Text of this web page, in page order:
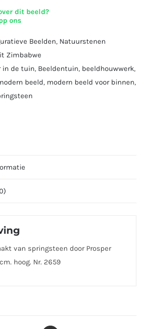
dit beeld?
ons
Beelden, Natuurstenen
Zimbabwe
in de tuin, Beeldentuin, beeldhouwwerk,
beeld, modern beeld voor binnen,
van springsteen door Prosper
hoog. Nr. 2659